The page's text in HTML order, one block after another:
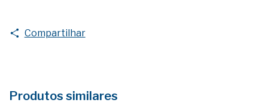
Compartilhar
Produtos similares